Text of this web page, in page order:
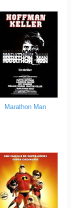
Marathon Man